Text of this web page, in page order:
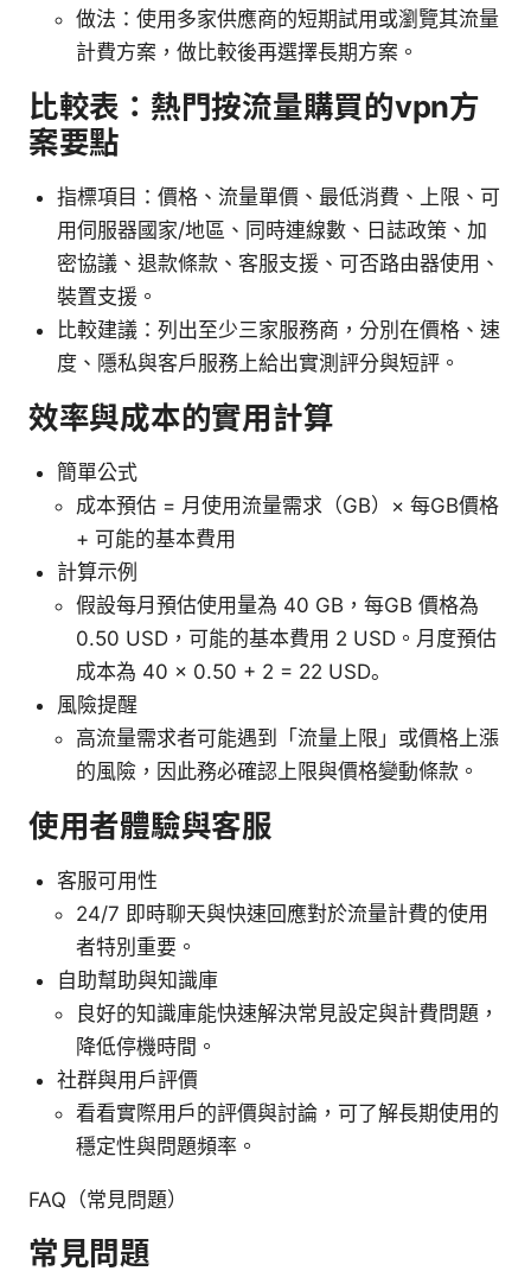
做法：使用多家供應商的短期試用或瀏覽其流量
計費方案，做比較後再選擇長期方案。
比較表：熱門按流量購買的vpn方
案要點
指標項目：價格、流量單價、最低消費、上限、可
用伺服器國家/地區、同時連線數、日誌政策、加
密協議、退款條款、客服支援、可否路由器使用、
裝置支援。
比較建議：列出至少三家服務商，分別在價格、速
度、隱私與客戶服務上給出實測評分與短評。
效率與成本的實用計算
簡單公式
成本預估 = 月使用流量需求（GB）× 每GB價格
+ 可能的基本費用
計算示例
假設每月預估使用量為 40 GB，每GB 價格為
0.50 USD，可能的基本費用 2 USD。月度預估
成本為 40 × 0.50 + 2 = 22 USD。
風險提醒
高流量需求者可能遇到「流量上限」或價格上漲
的風險，因此務必確認上限與價格變動條款。
使用者體驗與客服
客服可用性
24/7 即時聊天與快速回應對於流量計費的使用
者特別重要。
自助幫助與知識庫
良好的知識庫能快速解決常見設定與計費問題，
降低停機時間。
社群與用戶評價
看看實際用戶的評價與討論，可了解長期使用的
穩定性與問題頻率。
FAQ（常見問題）
常見問題